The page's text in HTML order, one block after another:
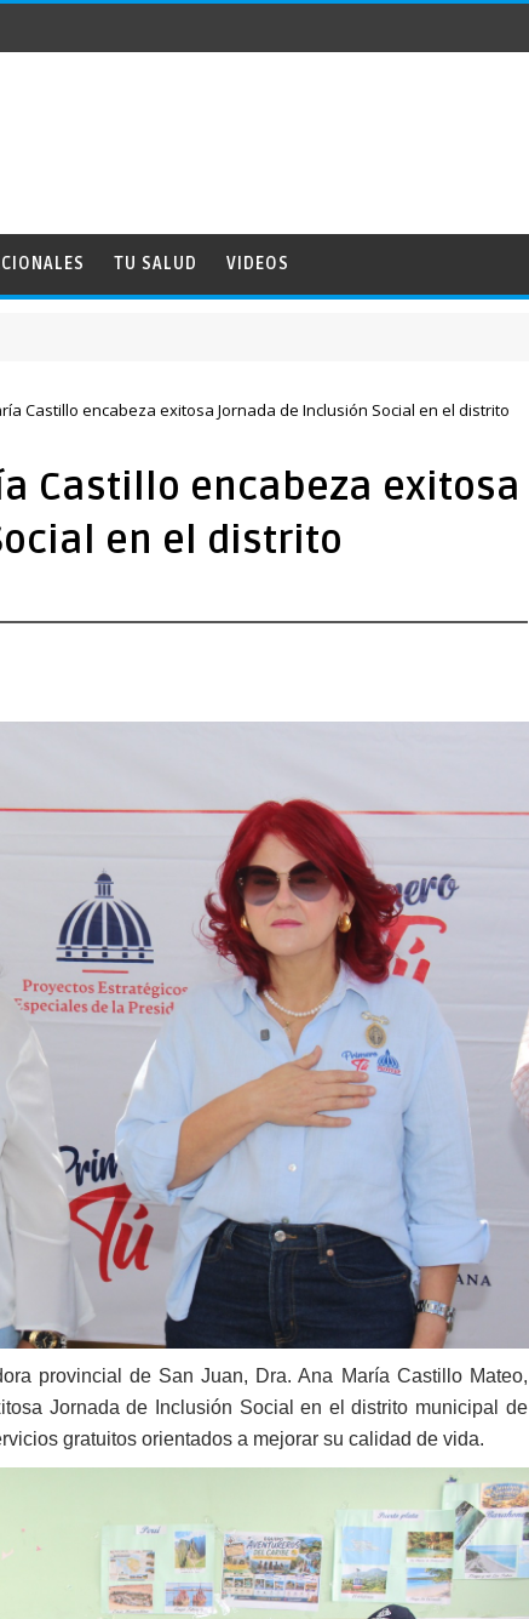
TU SALUD VIDEOS
Castillo encabeza exitosa Jornada de Inclusión Social en el distrito
Castillo encabeza exitosa
en el distrito
provincial de San Juan, Dra. Ana María Castillo Mateo,
Jornada de Inclusión Social en el distrito municipal de
gratuitos orientados a mejorar su calidad de vida.